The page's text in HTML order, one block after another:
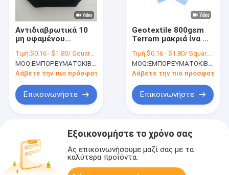
Αντιδιαβρωτικά 10
μη υφαμένου
υφάσματος κυλούν
Geotextile
επίστρωσης το μη
αποξηράνσεων
Τιμή:$0.16 - $1.80/ Square Meter
MOQ:ΕΜΠΟΡΕΥΜΑΤΟΚΙΒΩΤΙΟ 1*20FT
Λάβετε την πιο πρόσφατη τιμή
Επικοινωνήστε
Geotextile 800gsm
Terram μακριά ίνα CE
μεμβρανών
Τιμή:$0.16 - $1.80/ Square Meter
MOQ:ΕΜΠΟΡΕΥΜΑΤΟΚΙΒΩΤΙΟ 1*20FT
Λάβετε την πιο πρόσφατη
Επικοινωνήστε
Εξοικονομήστε το χρόνο σας
Ας επικοινωνήσουμε μαζί σας με τα
καλύτερα προϊόντα.